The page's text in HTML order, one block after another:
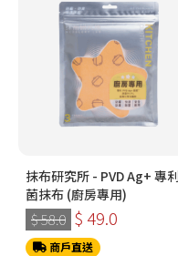
抹布研究所 - PVD Ag+ 專
菌抹布 (廚房專用)
$ 58.0 $ 49.0
商戶直送